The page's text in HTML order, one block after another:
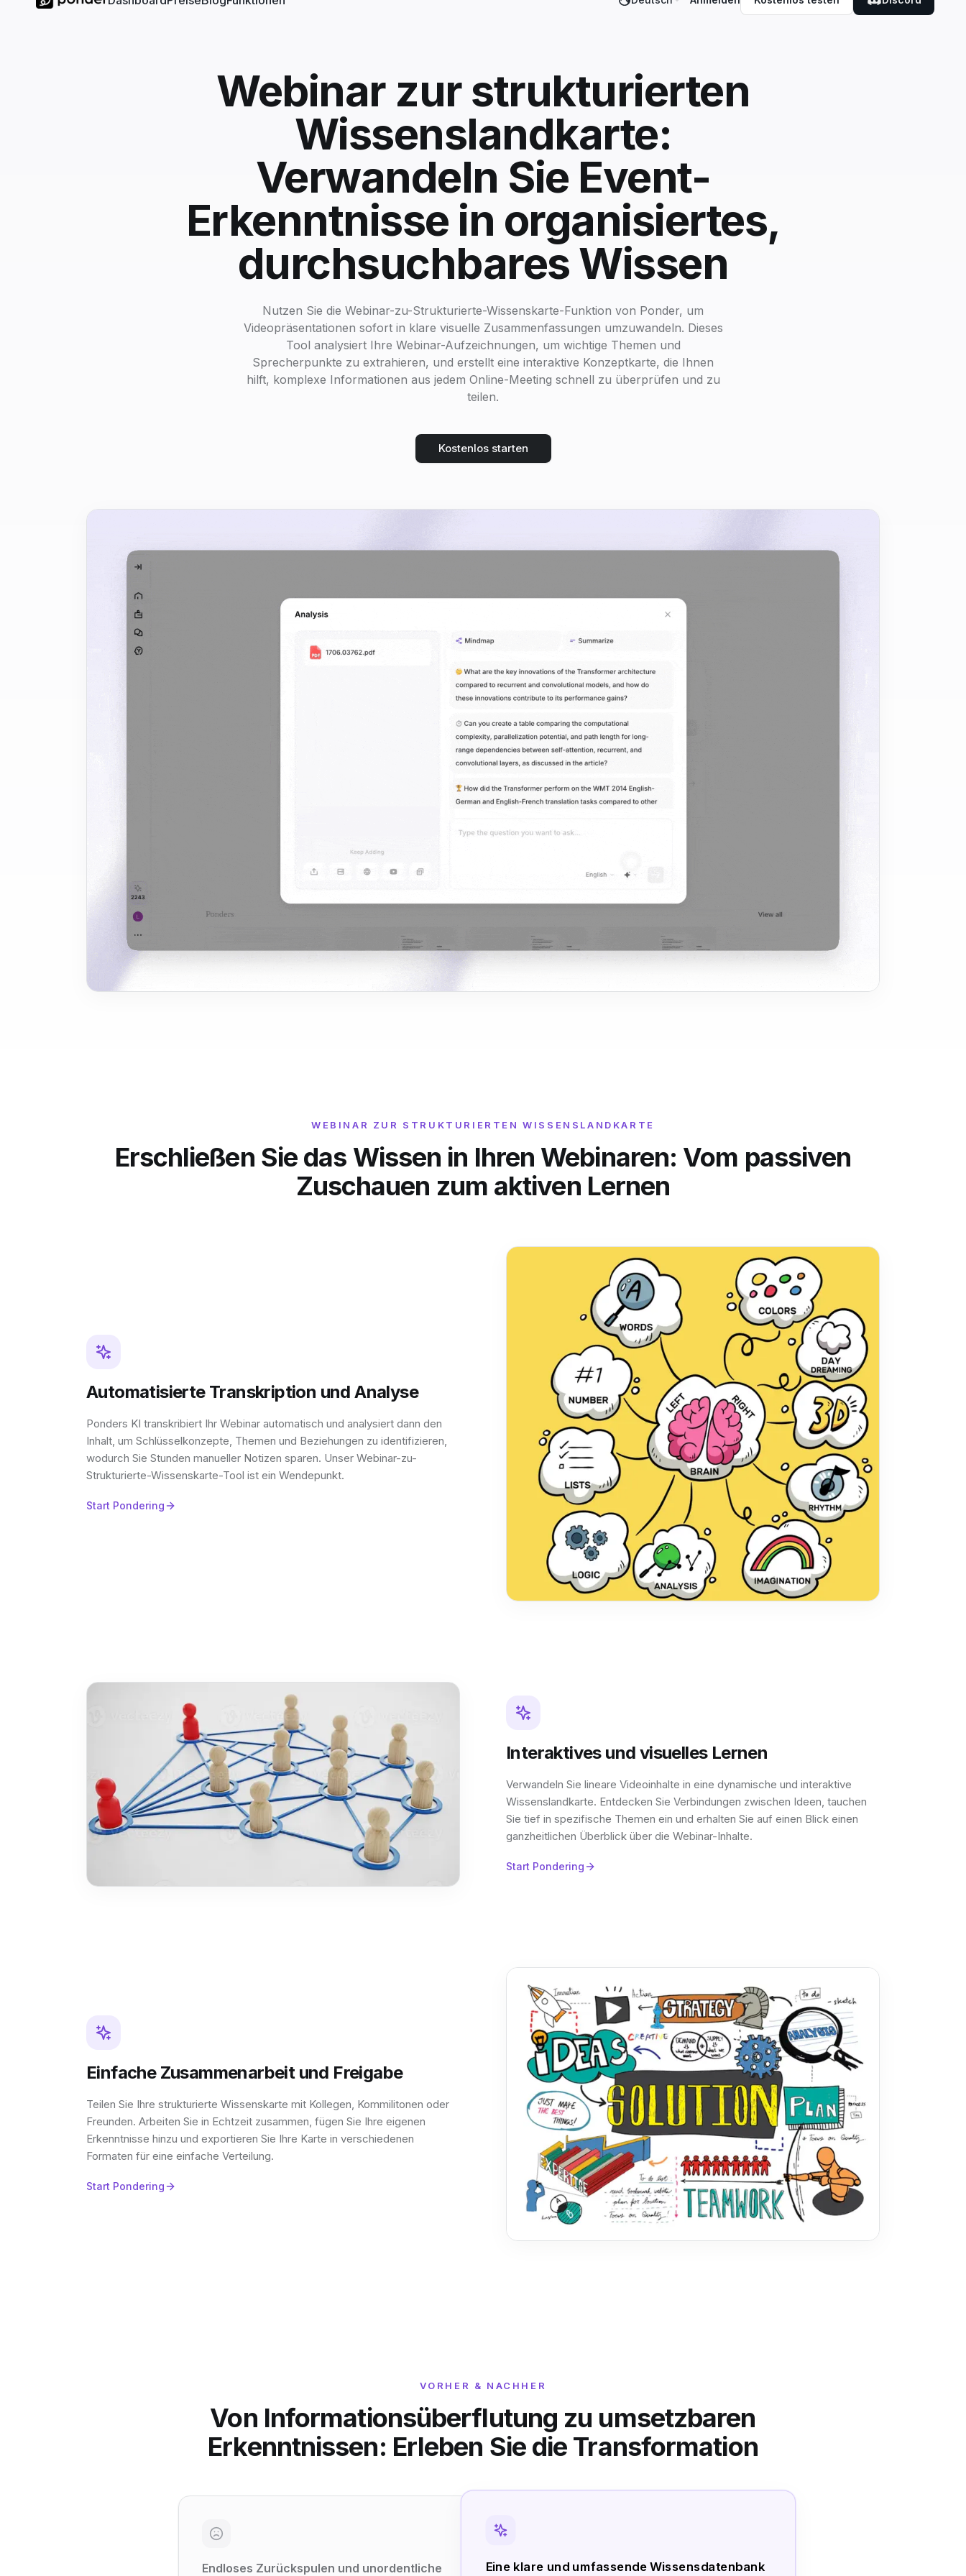
Webinar zur strukturierten
Wissenslandkarte:
Verwandeln Sie Event-
Erkenntnisse in organisiertes,
durchsuchbares Wissen
Nutzen Sie die Webinar-zu-Strukturierte-Wissenskarte-Funktion von Ponder, um
Videopräsentationen sofort in klare visuelle Zusammenfassungen umzuwandeln. Dieses
Tool analysiert Ihre Webinar-Aufzeichnungen, um wichtige Themen und
Sprecherpunkte zu extrahieren, und erstellt eine interaktive Konzeptkarte, die Ihnen
hilft, komplexe Informationen aus jedem Online-Meeting schnell zu überprüfen und zu
teilen.
Kostenlos starten
WEBINAR ZUR STRUKTURIERTEN WISSENSLANDKARTE
Erschließen Sie das Wissen in Ihren Webinaren: Vom passiven
Zuschauen zum aktiven Lernen
Automatisierte Transkription und Analyse
Ponders KI transkribiert Ihr Webinar automatisch und analysiert dann den
Inhalt, um Schlüsselkonzepte, Themen und Beziehungen zu identifizieren,
wodurch Sie Stunden manueller Notizen sparen. Unser Webinar-zu-
Strukturierte-Wissenskarte-Tool ist ein Wendepunkt.
Start Pondering
Interaktives und visuelles Lernen
Verwandeln Sie lineare Videoinhalte in eine dynamische und interaktive
Wissenslandkarte. Entdecken Sie Verbindungen zwischen Ideen, tauchen
Sie tief in spezifische Themen ein und erhalten Sie auf einen Blick einen
ganzheitlichen Überblick über die Webinar-Inhalte.
Start Pondering
Einfache Zusammenarbeit und Freigabe
Teilen Sie Ihre strukturierte Wissenskarte mit Kollegen, Kommilitonen oder
Freunden. Arbeiten Sie in Echtzeit zusammen, fügen Sie Ihre eigenen
Erkenntnisse hinzu und exportieren Sie Ihre Karte in verschiedenen
Formaten für eine einfache Verteilung.
Start Pondering
VORHER & NACHHER
Von Informationsüberflutung zu umsetzbaren
Erkenntnissen: Erleben Sie die Transformation
Endloses Zurückspulen und unordentliche Eine klare und umfassende Wissensdatenbank